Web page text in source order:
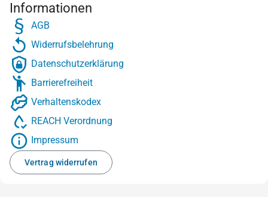
Informationen
AGB
Widerrufsbelehrung
Datenschutzerklärung
Barrierefreiheit
Verhaltenskodex
REACH Verordnung
Impressum
Vertrag widerrufen